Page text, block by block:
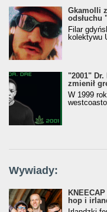
Gkamolli
odsłuchu
Filar
kolektywu
"2001"
zmienił
W 1999
Wywiady:
hop i